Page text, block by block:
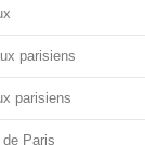
parisiens
parisiens
de Paris